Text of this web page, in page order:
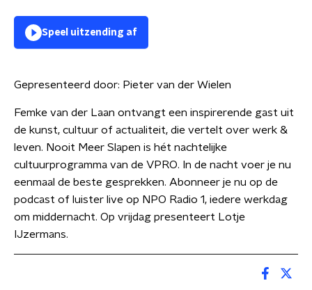
Speel uitzending af
Gepresenteerd door: Pieter van der Wielen
Femke van der Laan ontvangt een inspirerende gast uit
de kunst, cultuur of actualiteit, die vertelt over werk &
leven. Nooit Meer Slapen is hét nachtelijke
cultuurprogramma van de VPRO. In de nacht voer je nu
eenmaal de beste gesprekken. Abonneer je nu op de
podcast of luister live op NPO Radio 1, iedere werkdag
om middernacht. Op vrijdag presenteert Lotje
IJzermans.